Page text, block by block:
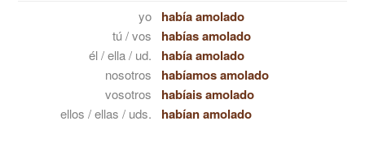
yo había amolado
tú / vos habías amolado
él / ella / ud. había amolado
nosotros habíamos amolado
vosotros habíais amolado
ellos / ellas / uds. habían amolado